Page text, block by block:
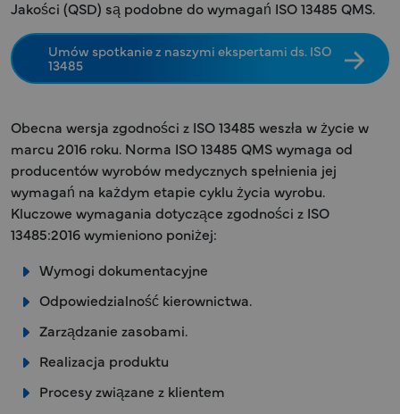
Jakości (QSD) są podobne do wymagań ISO 13485 QMS.
Umów spotkanie z naszymi ekspertami ds. ISO
13485
Obecna wersja zgodności z ISO 13485 weszła w życie w
marcu 2016 roku. Norma ISO 13485 QMS wymaga od
producentów wyrobów medycznych spełnienia jej
wymagań na każdym etapie cyklu życia wyrobu.
Kluczowe wymagania dotyczące zgodności z ISO
13485:2016 wymieniono poniżej:
Wymogi dokumentacyjne
Odpowiedzialność kierownictwa.
Zarządzanie zasobami.
Realizacja produktu
Procesy związane z klientem